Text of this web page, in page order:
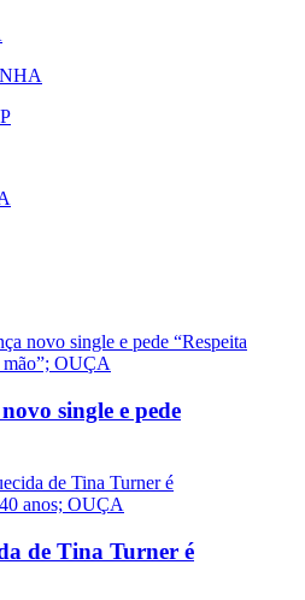
single e pede
de Tina Turner é